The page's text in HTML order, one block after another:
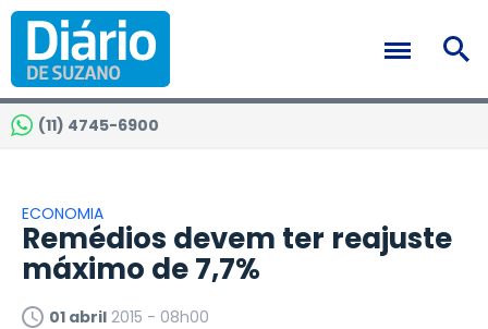
(11) 4745-6900
ECONOMIA
Remédios devem ter reajuste
máximo de 7,7%
01 abril 2015 - 08h00